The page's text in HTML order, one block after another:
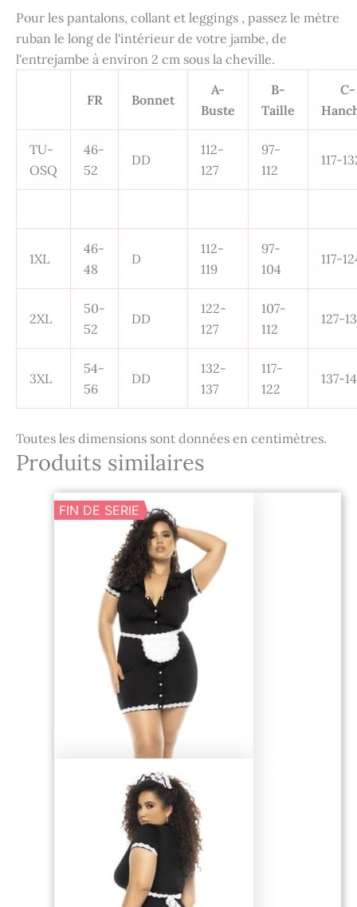
Pour les pantalons, collant et leggings , passez le mètre
ruban le long de l'intérieur de votre jambe, de
l'entrejambe à environ 2 cm sous la cheville.
FR Bonnet
A-
Buste
B-
Taille
C-
TU-
OSQ
46-
52
DD
112-
127
97-
112
117-
1XL
46-
48
D
112-
119
97-
104
117-
2XL
50-
52
DD
122-
127
107-
112
127-
3XL
54-
56
DD
132-
137
117-
122
137-
Toutes les dimensions sont données en centimètres.
Produits similaires
FIN DE SERIE
Le
prix
initial
était :
81.99 €.
prix
actuel
est :
36.90 €.